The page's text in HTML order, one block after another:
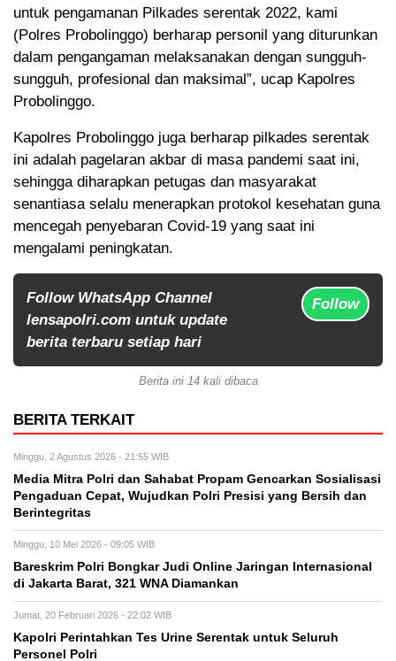
untuk pengamanan Pilkades serentak 2022, kami
(Polres Probolinggo) berharap personil yang diturunkan
dalam pengangaman melaksanakan dengan sungguh-
sungguh, profesional dan maksimal”, ucap Kapolres
Probolinggo.
Kapolres Probolinggo juga berharap pilkades serentak
ini adalah pagelaran akbar di masa pandemi saat ini,
sehingga diharapkan petugas dan masyarakat
senantiasa selalu menerapkan protokol kesehatan guna
mencegah penyebaran Covid-19 yang saat ini
mengalami peningkatan.
Follow WhatsApp Channel
lensapolri.com untuk update
berita terbaru setiap hari
Follow
Berita ini 14 kali dibaca
BERITA TERKAIT
Minggu, 2 Agustus 2026 - 21:55 WIB
Media Mitra Polri dan Sahabat Propam Gencarkan Sosialisasi
Pengaduan Cepat, Wujudkan Polri Presisi yang Bersih dan
Berintegritas
Minggu, 10 Mei 2026 - 09:05 WIB
Bareskrim Polri Bongkar Judi Online Jaringan Internasional
di Jakarta Barat, 321 WNA Diamankan
Jumat, 20 Februari 2026 - 22:02 WIB
Kapolri Perintahkan Tes Urine Serentak untuk Seluruh
Personel Polri